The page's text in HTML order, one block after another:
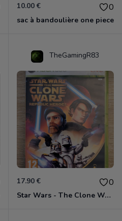
10.00 € 0
sac à bandoulière one piece
TheGamingR83
17.90 € 0
Star Wars - The Clone Wars - Les Héros De La République Xbox 360